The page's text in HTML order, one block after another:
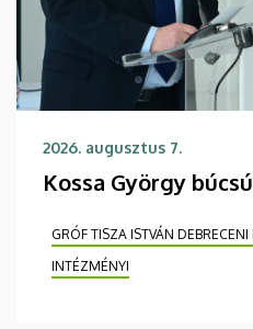
2026. augusztus 7.
Kossa György
GRÓF TISZA ISTVÁN
INTÉZMÉNYI